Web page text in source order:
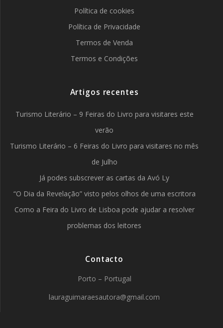
Política de cookies
Política de Privacidade
Termos de Venda
Termos e Condições
Artigos recentes
Turismo Literário – 9 Feiras do Livro para visitares este
verão
Turismo Literário – 6 Feiras do Livro para visitares no mês
de Julho
Já podes subscrever as cartas da Avó Ly
“O Dia da Revelação” visto pelos olhos de uma escritora
Como a Feira do Livro de Lisboa pode ajudar a resolver
problemas dos leitores
Contacto
Porto – Portugal
lauraguimaraesautora@gmail.com